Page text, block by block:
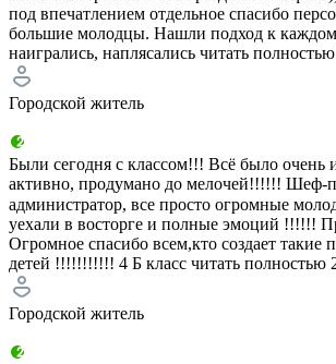
под впечатлением отдельное спасибо
большие молодцы. Нашли подход к
наигрались, наплясались читать полностью
Городской житель
Были сегодня с классом!!! Всё было очень
активно, продумано до мелочей!!!!!! Шеф-
администратор, все просто огромные
уехали в восторге и полные эмоций !!!!!!
Огромное спасибо всем,кто создает такие
детей !!!!!!!!!!! 4 Б класс читать полностью
Городской житель